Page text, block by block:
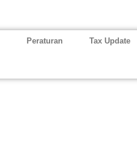
Peraturan Tax Update